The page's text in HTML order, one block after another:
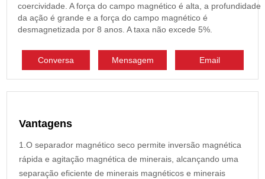
coercividade. A força do campo magnético é alta, a profundidade
da ação é grande e a força do campo magnético é
desmagnetizada por 8 anos. A taxa não excede 5%.
Conversa Mensagem Email
Vantagens
1.O separador magnético seco permite inversão magnética
rápida e agitação magnética de minerais, alcançando uma
separação eficiente de minerais magnéticos e minerais